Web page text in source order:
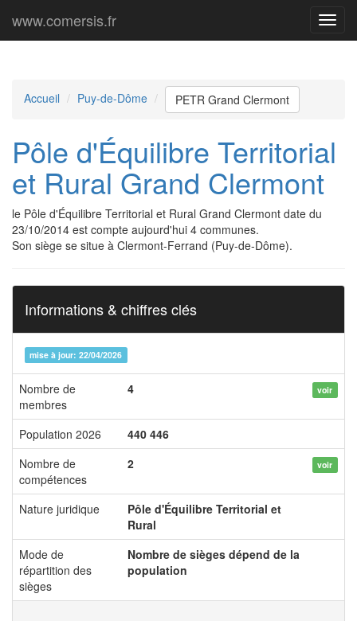
Menu
www.comersis.fr
Accueil Puy-de-Dôme PETR Grand Clermont
Pôle d'Équilibre Territorial
et Rural Grand Clermont
le Pôle d'Équilibre Territorial et Rural Grand Clermont date du
23/10/2014 est compte aujourd'hui 4 communes.
Son siège se situe à Clermont-Ferrand (Puy-de-Dôme).
Informations & chiffres clés
mise à jour: 22/04/2026
Nombre de
membres
4 voir
Population 2026
440 446
Nombre de
compétences
2 voir
Nature juridique
Pôle d'Équilibre Territorial et
Rural
Mode de
répartition des
sièges
Nombre de sièges dépend de la
population